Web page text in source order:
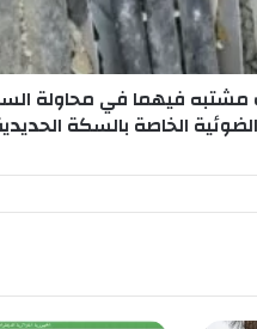
مشتبه فيهما في محاولة
الخاصة بالسكة